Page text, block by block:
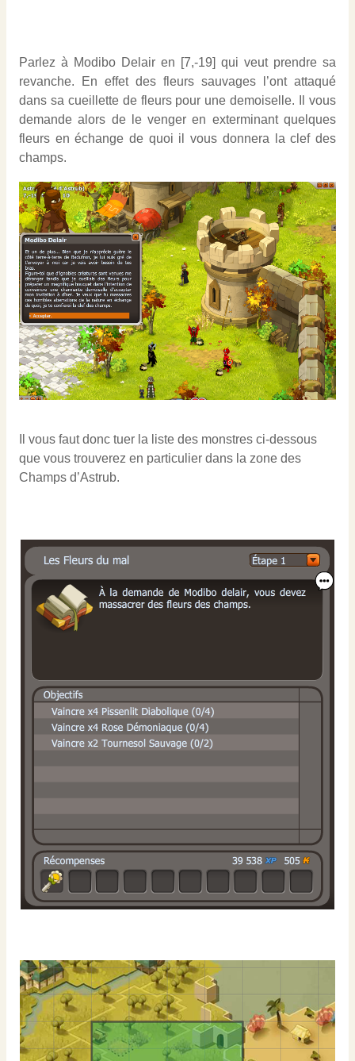
Parlez à Modibo Delair en [7,-19] qui veut prendre sa
revanche. En effet des fleurs sauvages l’ont attaqué
dans sa cueillette de fleurs pour une demoiselle. Il vous
demande alors de le venger en exterminant quelques
fleurs en échange de quoi il vous donnera la clef des
champs.
Il vous faut donc tuer la liste des monstres ci-dessous
que vous trouverez en particulier dans la zone des
Champs d’Astrub.